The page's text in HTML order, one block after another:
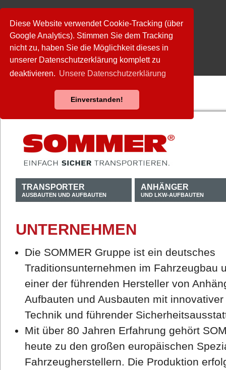
Diese Website verwendet Cookie-Tracking (über
Google Analytics). Stimmen Sie dem Tracking
nicht zu, haben Sie die Möglichkeit dieses in
unserer Datenschutzerklärung komplett zu
deaktivieren. Unsere Datenschutzerklärung
Einverstanden!
TRANSPORTER
AUSBAUTEN UND AUFBAUTEN
ANHÄNGER
UND LKW-AUFBAUTEN
UNTERNEHMEN
Die SOMMER Gruppe ist ein deutsches
Traditionsunternehmen im Fahrzeugbau
einer der führenden Hersteller von
Aufbauten und Ausbauten mit innovativer
Technik und führender
Mit über 80 Jahren Erfahrung gehört
heute zu den großen europäischen
Fahrzeugherstellern. Die Produktion